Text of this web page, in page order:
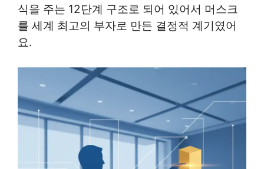
식을 주는 12단계 구조로 되어 있어서 머스크
를 세계 최고의 부자로 만든 결정적 계기였어
요.